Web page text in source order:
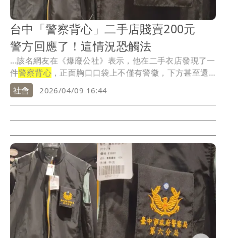
台中「警察背心」二手店賤賣200元
警方回應了！這情況恐觸法
...該名網友在《爆廢公社》表示，他在二手衣店發現了一
件警察背心，正面胸口口袋上不僅有警徽，下方甚至還
有「...
社會 2026/04/09 16:44